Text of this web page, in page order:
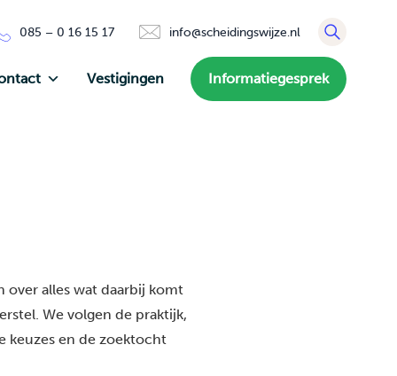
085 – 0 16 15 17 info@scheidingswijze.nl
Vestigingen Informatiegesprek
alles wat daarbij komt
We volgen de praktijk,
keuzes en de zoektocht